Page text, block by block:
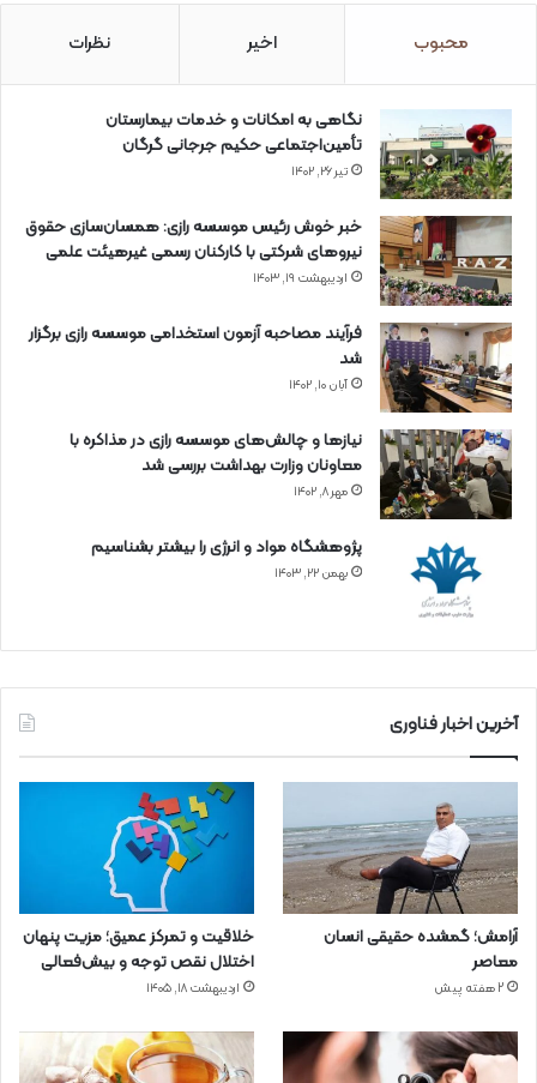
محبوب اخیر نظرات
نگاهی به امکانات و خدمات بیمارستان
تأمین‌اجتماعی حکیم جرجانی گرگان
تیر ۲۶, ۱۴۰۲
خبر خوش رئیس موسسه رازی: همسان‌سازی حقوق
نیروهای شرکتی با کارکنان رسمی غیرهیئت علمی
اردیبهشت ۱۹, ۱۴۰۳
فرآیند مصاحبه آزمون استخدامی موسسه رازی برگزار
شد
آبان ۱۰, ۱۴۰۲
نیازها و چالش‌های موسسه رازی در مذاکره با
معاونان وزارت بهداشت بررسی شد
مهر ۸, ۱۴۰۲
پژوهشگاه مواد و انرژی را بیشتر بشناسیم
بهمن ۲۲, ۱۴۰۳
آخرین اخبار فناوری
آرامش؛ گمشده حقیقی انسان
معاصر
2 هفته پیش
خلاقیت و تمرکز عمیق؛ مزیت پنهان
اختلال نقص توجه و بیش‌فعالی
اردیبهشت ۱۸, ۱۴۰۵